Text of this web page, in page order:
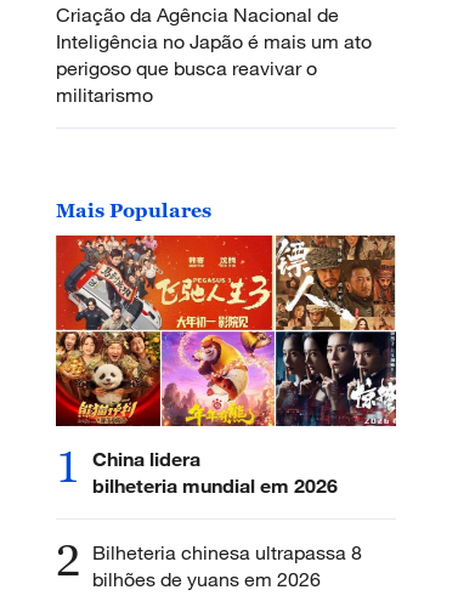
Criação da Agência Nacional de
Inteligência no Japão é mais um ato
perigoso que busca reavivar o
militarismo
Mais Populares
1
China lidera
bilheteria mundial em 2026
2 Bilheteria chinesa ultrapassa 8
bilhões de yuans em 2026